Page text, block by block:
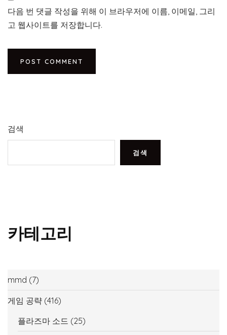
다음 번 댓글 작성을 위해 이 브라우저에 이름, 이메일, 그리
고 웹사이트를 저장합니다.
검색
검색
카테고리
mmd (7)
게임 공략 (416)
플라즈마 소드 (25)